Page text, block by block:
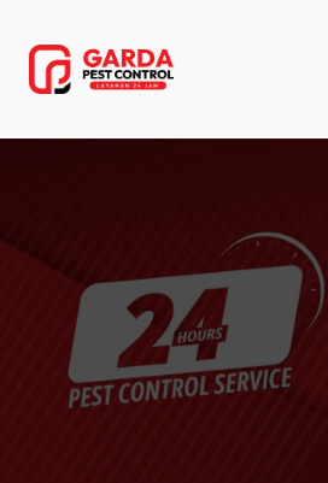
konten